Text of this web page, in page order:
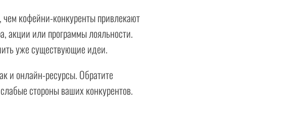
чем кофейни-конкуренты привлекают
акции или программы лояльности.
уже существующие идеи.
и онлайн-ресурсы. Обратите
стороны ваших конкурентов.